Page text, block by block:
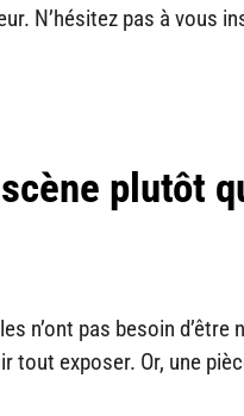
N’hésitez pas à vous
plutôt
n’ont pas besoin
tout exposer. Or, une